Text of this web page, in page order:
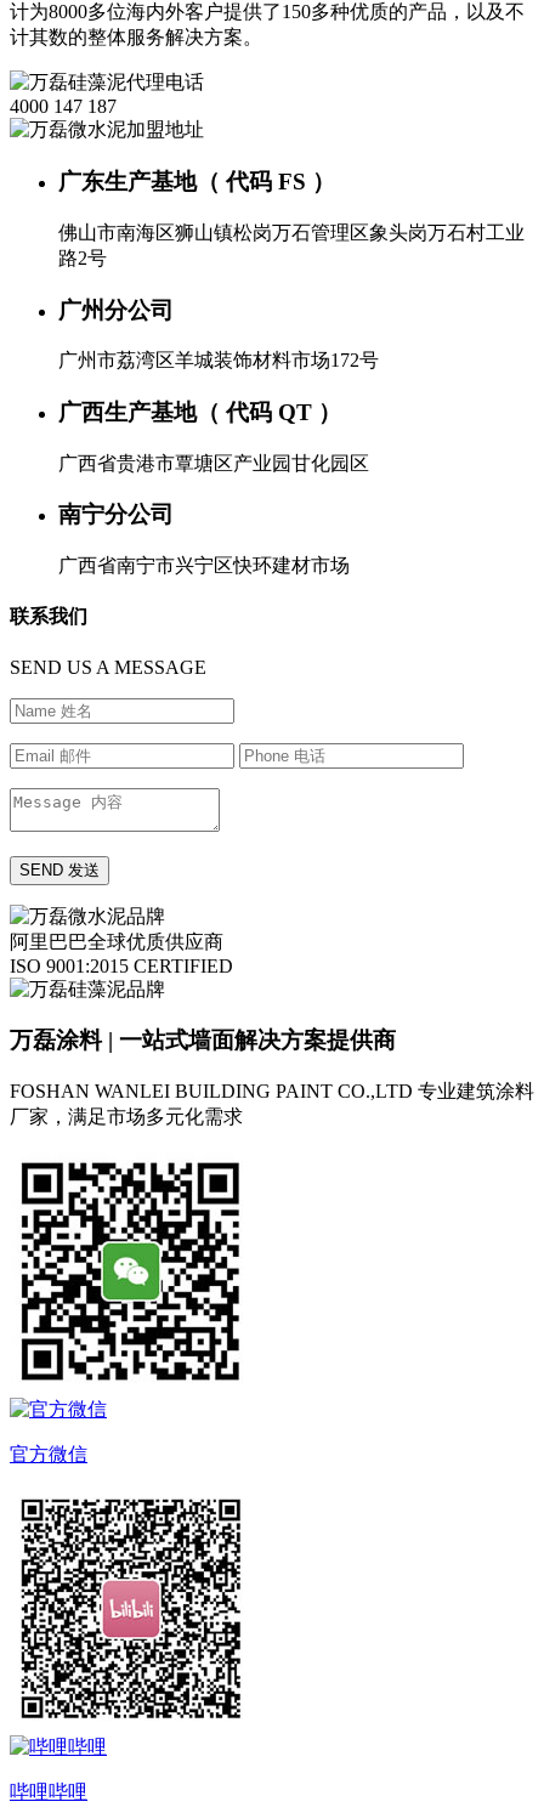
计为8000多位海内外客户提供了150多种优质的产品，以及不
计其数的整体服务解决方案。
4000 147 187
广东生产基地（ 代码 FS ）
佛山市南海区狮山镇松岗万石管理区象头岗万石村工业
路2号
广州分公司
广州市荔湾区羊城装饰材料市场172号
广西生产基地（ 代码 QT ）
广西省贵港市覃塘区产业园甘化园区
南宁分公司
广西省南宁市兴宁区快环建材市场
联系我们
SEND US A MESSAGE
阿里巴巴全球优质供应商
ISO 9001:2015 CERTIFIED
万磊涂料 | 一站式墙面解决方案提供商
FOSHAN WANLEI BUILDING PAINT CO.,LTD 专业建筑涂料
厂家，满足市场多元化需求
官方微信
哔哩哔哩